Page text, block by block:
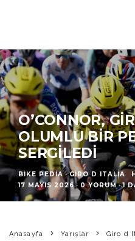
O’CONNOR,
OLUMLU BIR
SERGILEDI
BIKE PEDIA · GIRO D ITALIA
17 MAYIS 2026 · 0 YORUM · 1
Anasayfa Yarışlar Giro d